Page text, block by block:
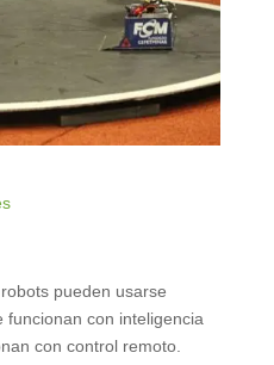
pueden usarse
funcionan con inteligencia
con control remoto.